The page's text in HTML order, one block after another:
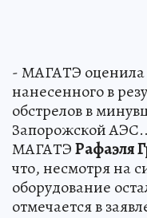
- МАГАТЭ оценила
нанесенного в
обстрелов в
Запорожской
МАГАТЭРафаэля
что, несмотря на
оборудование
отмечается в